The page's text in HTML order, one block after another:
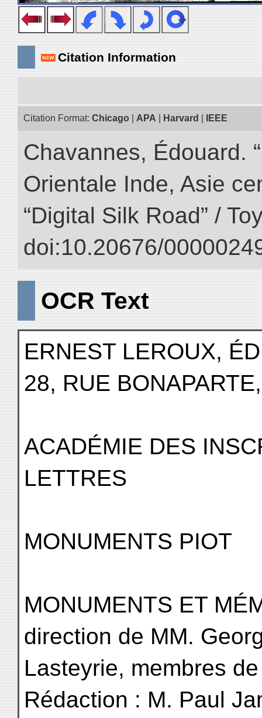
Citation Information
Citation Format: Chicago APA Harvard IEEE
Chavannes, Édouard.
Orientale Inde, Asie
“Digital Silk Road” /
doi:10.20676/
OCR Text
ERNEST LEROUX,
28, RUE
ACADÉMIE DES
LETTRES
MONUMENTS PIOT
MONUMENTS ET
direction de MM.
Lasteyrie, membres
Rédaction : M. Paul